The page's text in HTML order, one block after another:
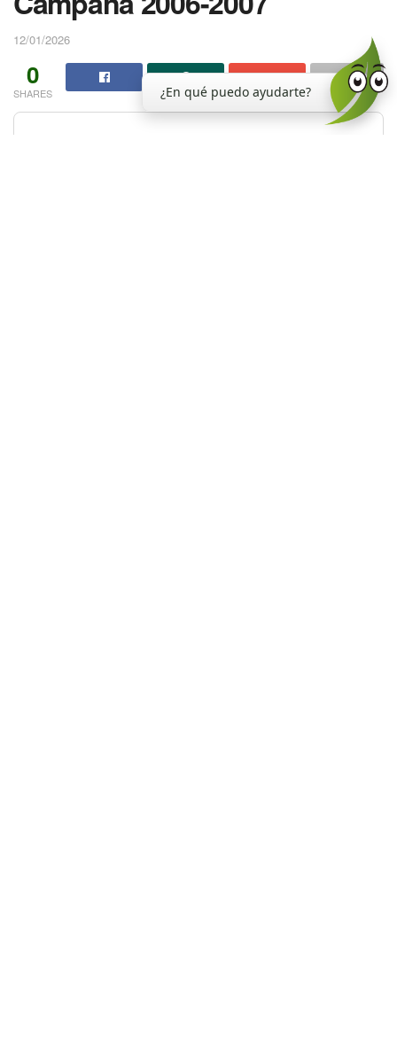
12/01/2026
0
SHARES ¿En qué puedo ayudarte?